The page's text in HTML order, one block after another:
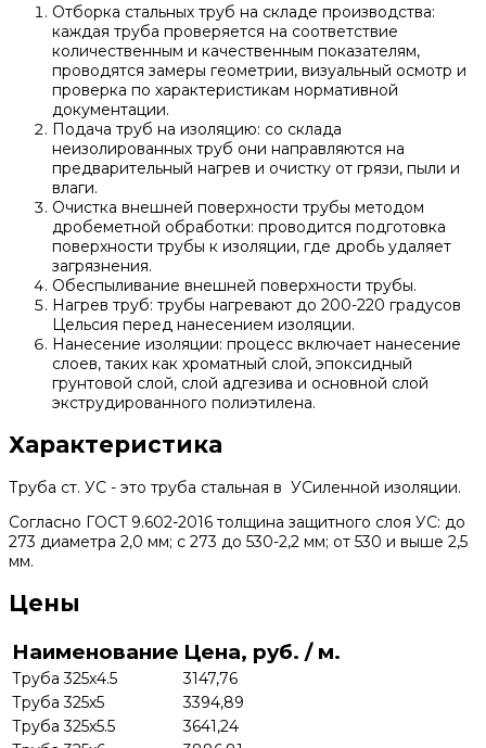
Отборка стальных труб на складе производства:
каждая труба проверяется на соответствие
количественным и качественным показателям,
проводятся замеры геометрии, визуальный осмотр и
проверка по характеристикам нормативной
документации.
Подача труб на изоляцию: со склада
неизолированных труб они направляются на
предварительный нагрев и очистку от грязи, пыли и
влаги.
Очистка внешней поверхности трубы методом
дробеметной обработки: проводится подготовка
поверхности трубы к изоляции, где дробь удаляет
загрязнения.
Обеспыливание внешней поверхности трубы.
Нагрев труб: трубы нагревают до 200-220 градусов
Цельсия перед нанесением изоляции.
Нанесение изоляции: процесс включает нанесение
слоев, таких как хроматный слой, эпоксидный
грунтовой слой, слой адгезива и основной слой
экструдированного полиэтилена.
Характеристика
Труба ст. УС - это труба стальная в УСиленной изоляции.
Согласно ГOCT 9.602-2016 толщина защитного слоя УС: до
273 диаметра 2,0 мм; с 273 до 530-2,2 мм; от 530 и выше 2,5
мм.
Цены
Наименование Цена, руб. / м.
Труба 325х4.5
3147,76
Труба 325х5
3394,89
Труба 325х5.5
3641,24